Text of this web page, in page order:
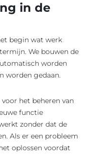
in de
begin wat werk
We bouwen de
worden
worden gedaan.
het beheren van
functie
zonder dat de
Als er een probleem
oplossen voordat